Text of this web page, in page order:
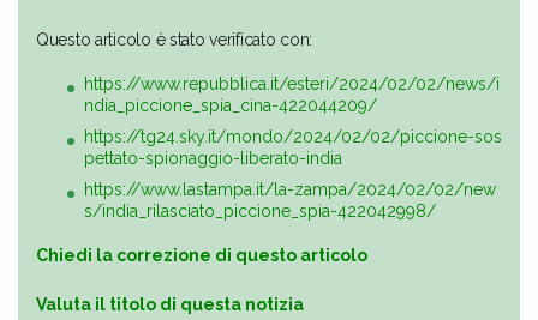
Questo articolo è stato verificato con:
https://www.repubblica.it/esteri/2024/02/02/news/i
ndia_piccione_spia_cina-422044209/
https://tg24.sky.it/mondo/2024/02/02/piccione-sos
pettato-spionaggio-liberato-india
https://www.lastampa.it/la-zampa/2024/02/02/new
s/india_rilasciato_piccione_spia-422042998/
Chiedi la correzione di questo articolo
Valuta il titolo di questa notizia